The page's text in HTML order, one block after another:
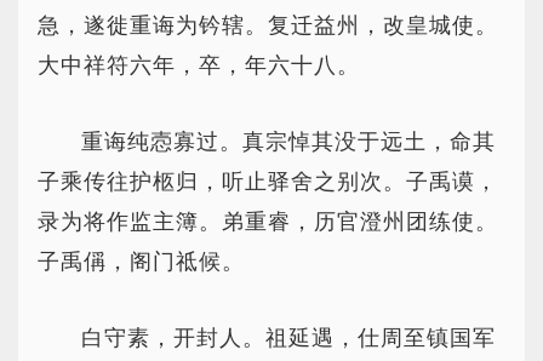
急，遂徙重诲为钤辖。复迁益州，改皇城使。
大中祥符六年，卒，年六十八。
重诲纯悫寡过。真宗悼其没于远土，命其
子乘传往护柩归，听止驿舍之别次。子禹谟，
录为将作监主簿。弟重睿，历官澄州团练使。
子禹偁，阁门祗候。
白守素，开封人。祖延遇，仕周至镇国军